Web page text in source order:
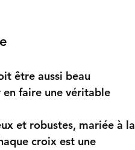
être aussi beau
faire une véritable
et robustes, mariée à la
croix est une